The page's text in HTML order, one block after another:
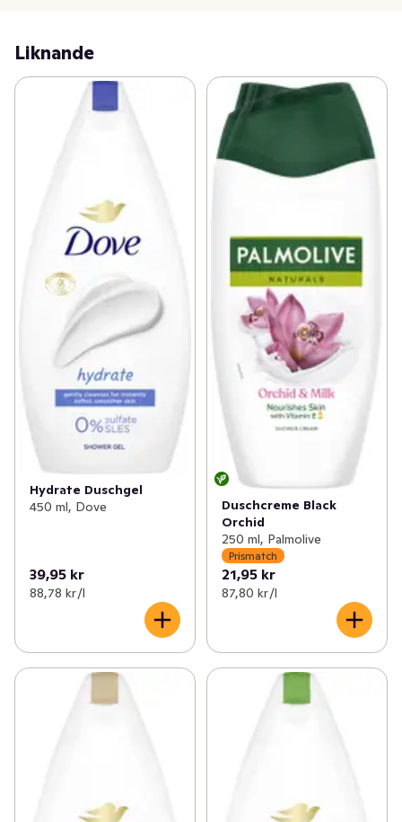
efter duschen är det perfekta tillfället att "låsa in"
fukten. Efter att du använt en duschkräm kan du
applicera din favoritfuktkräm från Dove när du klivit ur
duschen. Din hud kommer att se fräschare ut och
Så här använder du Dove Fresh Care:
Pressa ut en generös mängd Dove Fresh Care duschtvål
i handflatorna. Massera sedan in den återfuktande
duschkrämen i huden och skölj av för att få en mjuk och
På Dove är vår vision en värld där skönhet är en källa till
självförtroende, inte ångest. Så vi har ett uppdrag att
hjälpa nästa generations kvinnor att utveckla en positiv
relation till hur de ser ut.
Globalt sett testas Dove aldrig på djur och är
certifierade med PETA Cruelty Free.
* 92 % av ingredienserna bryts ned till koldioxid, vatten
och mineraler (OECD testmetoder 301,302 och/eller
310).
** Flaska exklusive lock och etiketter
Liknande
Hydrate Duschgel
450 ml, Dove
39,95 kr
88,78 kr /l
Duschcreme Black
Orchid
250 ml, Palmolive
Prismatch
21,95 kr
87,80 kr /l